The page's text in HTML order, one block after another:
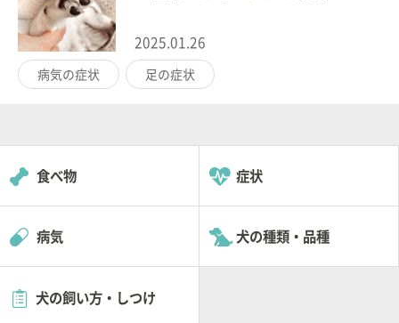
2025.01.26
病気の症状 足の症状
食べ物 症状
病気 犬の種類・品種
犬の飼い方・しつけ